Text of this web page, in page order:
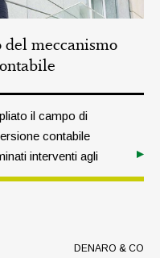
meccanismo
il campo di
contabile
interventi agli
in legno usati.
DENARO & CO